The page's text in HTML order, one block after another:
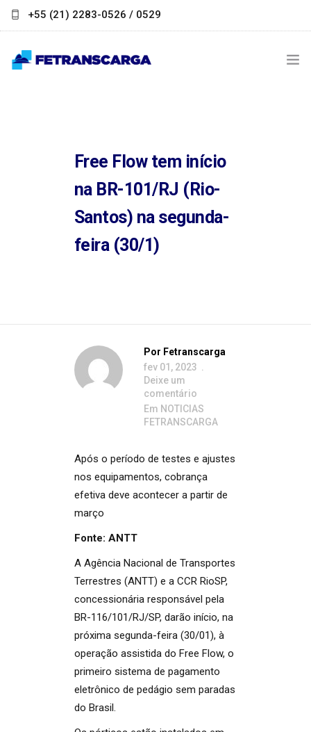
+55 (21) 2283-0526 / 0529
LINKS ÚTEISFree Flow tem início
na BR-101/RJ (Rio-
Santos) na segunda-
feira (30/1)
Por Fetranscarga
fev 01, 2023
Deixe um
comentário
Em NOTICIAS
FETRANSCARGA
Após o período de testes e ajustes
nos equipamentos, cobrança
efetiva deve acontecer a partir de
março
Fonte: ANTT
A Agência Nacional de Transportes
Terrestres (ANTT) e a CCR RioSP,
concessionária responsável pela
BR-116/101/RJ/SP, darão início, na
próxima segunda-feira (30/01), à
operação assistida do Free Flow, o
primeiro sistema de pagamento
eletrônico de pedágio sem paradas
do Brasil.